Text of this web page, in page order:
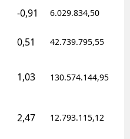
-0,91 6.029.834,50
0,51 42.739.795,55
1,03 130.574.144,95
2,47 12.793.115,12